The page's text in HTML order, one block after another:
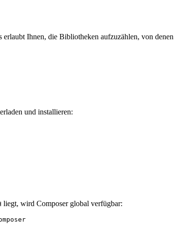
Ihnen, die Bibliotheken aufzuzählen, von
und installieren:
liegt, wird Composer global verfügbar: